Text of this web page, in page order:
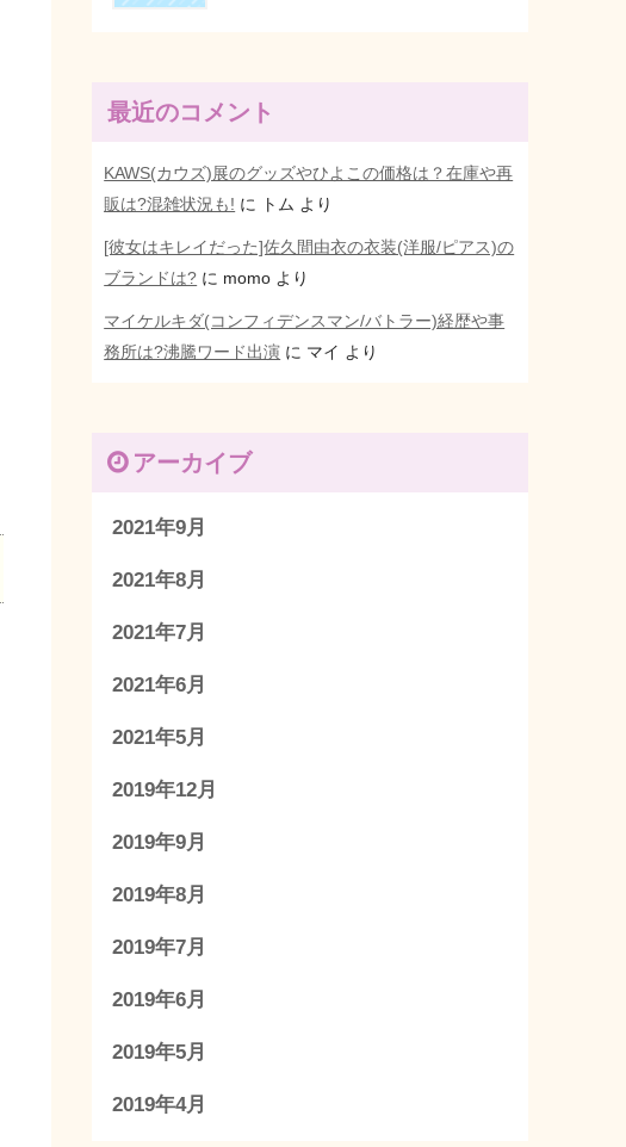
最近のコメント
KAWS(カウズ)展のグッズやひよこの価格は？在庫や再
販は?混雑状況も! に トム より
[彼女はキレイだった]佐久間由衣の衣装(洋服/ピアス)の
ブランドは? に momo より
マイケルキダ(コンフィデンスマン/バトラー)経歴や事
務所は?沸騰ワード出演 に マイ より
アーカイブ
2021年9月
2021年8月
2021年7月
2021年6月
2021年5月
2019年12月
2019年9月
2019年8月
2019年7月
2019年6月
2019年5月
2019年4月